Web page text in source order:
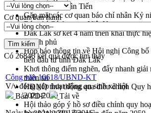
công nghiệp Tân Tiến
Gặp mặt các cơ quan báo chí nhân Kỷ
Báo chí Cách mạng Việt Nam
Đắk Lắk sơ kết 4 năm triển khai thực
Chính phủ
Họp báo thông tin về Hội nghị Công
tiến đầu tư tỉnh Đắk Lắk
Khơi thông điểm nghẽn, đẩy nhanh giải
thiên tai
HĐND tỉnh thông qua điều chỉnh Quy
2021-2030
Hội thảo góp ý hồ sơ điều chỉnh quy
Cơ quan ban hành
Có 26846kết quả được tìm thấy
Công văn 10618/UBND-KT
V/v đóng góp hoạt động an sinh xã hội
Bản PDF
Tải về